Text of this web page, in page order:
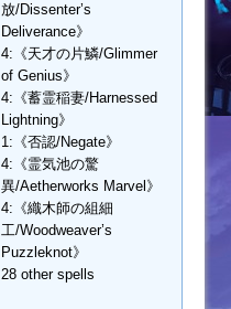
放/Dissenter’s
Deliverance》
4:《天才の片鱗/Glimmer
of Genius》
4:《蓄霊稲妻/Harnessed
Lightning》
1:《否認/Negate》
4:《霊気池の驚
異/Aetherworks Marvel》
4:《織木師の組細
工/Woodweaver’s
Puzzleknot》
28 other spells